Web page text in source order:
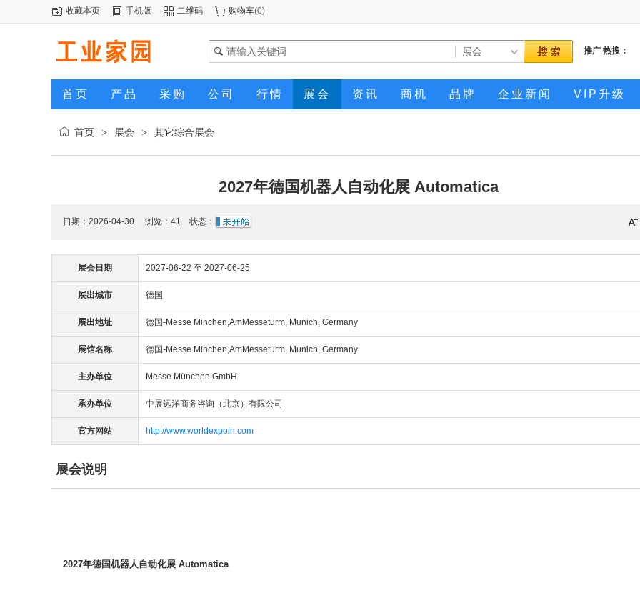
收藏本页 手机版 二维码 购物车(0)
推广 热搜：
首页 产品 采购 公司 行情 展会 资讯 商机 品牌 企业新闻 VIP升级
首页 > 展会 > 其它综合展会
2027年德国机器人自动化展 Automatica
日期：2026-04-30 浏览： 41 状态：
展会日期 2027-06-22 至 2027-06-25
展出城市 德国
展出地址 德国-Messe Minchen,AmMesseturm, Munich, Germany
展馆名称 德国-Messe Minchen,AmMesseturm, Munich, Germany
主办单位 Messe München GmbH
承办单位 中展远洋商务咨询（北京）有限公司
官方网站 http://www.worldexpoin.com
展会说明
2027年德国机器人自动化展 Automatica